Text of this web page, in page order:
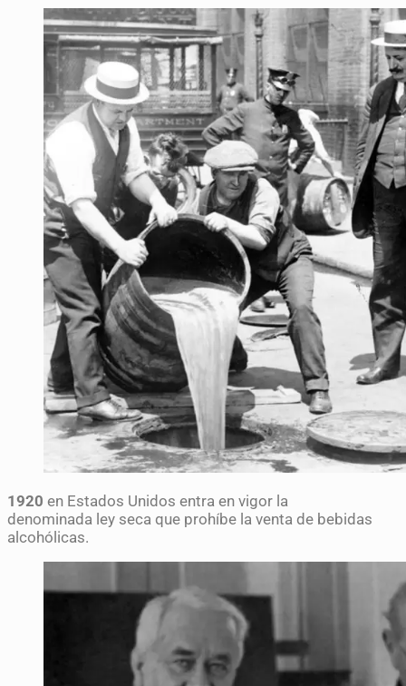
1920 en Estados Unidos entra en vigor la
denominada ley seca que prohíbe la venta de bebidas
alcohólicas.